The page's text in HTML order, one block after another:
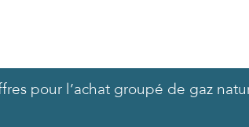
pour l’achat groupé de gaz